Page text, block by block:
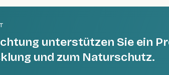
unterstützen Sie ein
und zum Naturschutz.